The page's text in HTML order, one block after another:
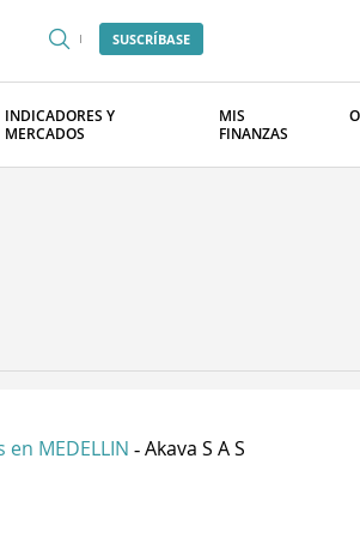
SUSCRÍBASE
INDICADORES Y
MERCADOS
MIS
FINANZAS
en MEDELLIN - Akava S A S